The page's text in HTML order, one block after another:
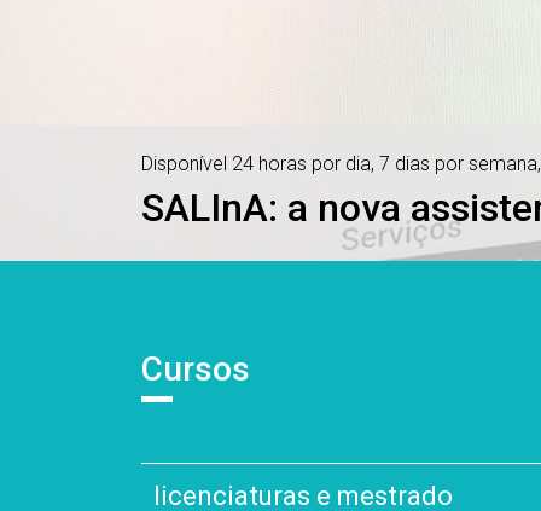
Disponível 24 horas por dia, 7 dias por semana,
SALInA: a nova
Cursos
licenciaturas e mestrado